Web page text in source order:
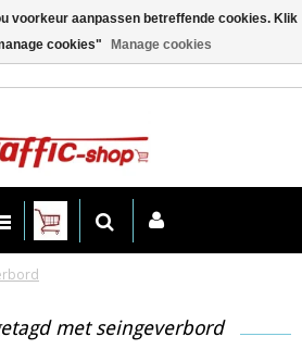
met seingeverbord
voorkeur aanpassen betreffende cookies. Klik
cookies"
Manage cookies